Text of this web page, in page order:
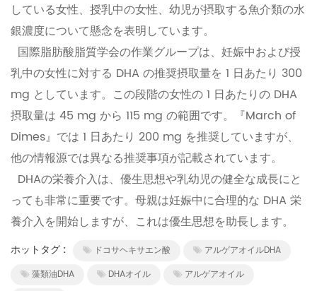
している女性、授乳中の女性、幼児が摂取する魚介類の水
銀濃度について懸念を表明しています。
国際脂肪酸脂質学会の作業グループは、妊娠中および授
乳中の女性に対する DHA の推奨摂取量を 1 日あたり 300
mg としています。この段階の女性の 1 日あたりの DHA
摂取量は 45 mg から 115 mg の範囲です。『March of
Dimes』では 1 日あたり 200 mg を推奨していますが、
他の情報源では異なる推奨事項が記載されています。
DHAの栄養介入は、優生思想や乳幼児の健全な成長にと
っても非常に重要です。母親は妊娠中に合理的な DHA 栄
養介入を開始しますが、これは優生思想を助長します。
ホットタグ : ドコサヘキサエン酸
アルゲアオイルDHA
藻類油DHA
DHAオイル
アルゲアオイル